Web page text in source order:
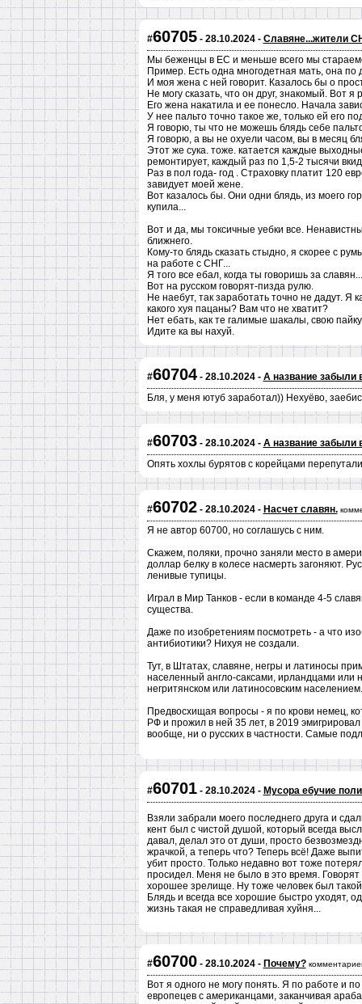
#60705- 28.10.2024 - Славяне...жители
Мы беженцы в ЕС и меньше всего мы
Пример. Есть одна многодетная мать, она по
И моя жена с ней говорит. Казалось бы о
Не могу сказать, что он друг, знакомый. Вот
Его жена накатила и ее понесло. Начала
У нее пальто точно такое же, только ей его
Я говорю, ты что не можешь блядь себе
Я говорю, а вы не охуели часом, вы в месяц
Этот же сука. тоже. катается каждые
ремонтирует, каждый раз по 1,5-2 тысячи
Раз в пол года- год . Страховку платит 120
завидует моей жене.
Вот казалось бы. Они одни блядь, из моего
купила...
Вот и да, мы токсичные уебки все.
ближнего.
Кому-то блядь сказать стыдно, я скорее с
на работе с СНГ...
Я того все ебал, когда ты говоришь за
Вот на русском говорят-пизда рулю.
Не наебут, так заработать точно не дадут. Я
какого хуя пацаны? Вам что не хватит?
Нет ебать, как те галимые шакалы, свою
Идите ка вы нахуй.
#60704- 28.10.2024 - А название забыли
Бля, у меня ютуб заработал)) Нехуёво,
#60703- 28.10.2024 - А название забыли
Опять хохлы бурятов с корейцами
#60702- 28.10.2024 - Насчет славян.
Я не автор 60700, но соглашусь с ним.
Скажем, поляки, прочно заняли место в
доллар белку в колесе насмерть загоняют.
ленивые тупицы.
Играл в Мир Танков - если в команде 4-5
существа.
Даже по изобретениям посмотреть - а что
антибиотики? Нихуя не создали.
Тут, в Штатах, славяне, негры и латиносы
населенный англо-саксами, ирландцами или
негритянском или латиносовским населением.
Предвосхищая вопросы - я по крови немец,
РФ и прожил в ней 35 лет, в 2019
вообще, ни о русских в частности. Самые
#60701- 28.10.2024 - Мусора ебучие
Взяли забрали моего последнего друга и
кент был с чистой душой, который всегда
давал, делал это от души, просто
жрачкой, а теперь что? Теперь всё! Даже
убит просто. Только недавно вот тоже
просидел. Меня не было в это время.
хорошее зрелище. Ну тоже человек был
Блядь и всегда все хорошие быстро уходят,
жизнь такая не справедливая хуйня...
#60700- 28.10.2024 - Почему?
Вот я одного не могу понять. Я по работе и
европецев с американцами, заканчивая